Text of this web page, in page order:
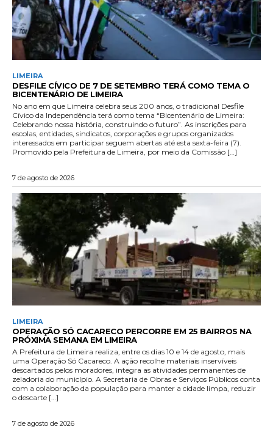
LIMEIRA
DESFILE CÍVICO DE 7 DE SETEMBRO TERÁ COMO TEMA O
BICENTENÁRIO DE LIMEIRA
No ano em que Limeira celebra seus 200 anos, o tradicional Desfile
Cívico da Independência terá como tema “Bicentenário de Limeira:
Celebrando nossa história, construindo o futuro”. As inscrições para
escolas, entidades, sindicatos, corporações e grupos organizados
interessados em participar seguem abertas até esta sexta-feira (7).
Promovido pela Prefeitura de Limeira, por meio da Comissão […]
7 de agosto de 2026
LIMEIRA
OPERAÇÃO SÓ CACARECO PERCORRE EM 25 BAIRROS NA
PRÓXIMA SEMANA EM LIMEIRA
A Prefeitura de Limeira realiza, entre os dias 10 e 14 de agosto, mais
uma Operação Só Cacareco. A ação recolhe materiais inservíveis
descartados pelos moradores, integra as atividades permanentes de
zeladoria do município. A Secretaria de Obras e Serviços Públicos conta
com a colaboração da população para manter a cidade limpa, reduzir
o descarte […]
7 de agosto de 2026